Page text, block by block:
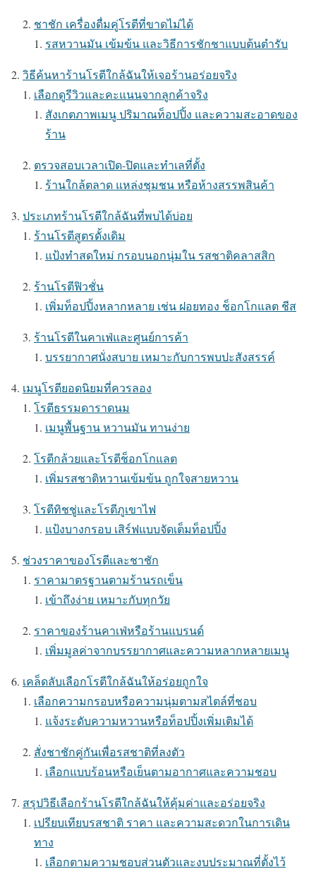
ชาชัก เครื่องดื่มคู่โรตีที่ขาดไม่ได้
รสหวานมัน เข้มข้น และวิธีการชักชาแบบต้นตำรับ
วิธีค้นหาร้านโรตีใกล้ฉันให้เจอร้านอร่อยจริง
เลือกดูรีวิวและคะแนนจากลูกค้าจริง
สังเกตภาพเมนู ปริมาณท็อปปิ้ง และความสะอาดของ
ร้าน
ตรวจสอบเวลาเปิด-ปิดและทำเลที่ตั้ง
ร้านใกล้ตลาด แหล่งชุมชน หรือห้างสรรพสินค้า
ประเภทร้านโรตีใกล้ฉันที่พบได้บ่อย
ร้านโรตีสูตรดั้งเดิม
แป้งทำสดใหม่ กรอบนอกนุ่มใน รสชาติคลาสสิก
ร้านโรตีฟิวชั่น
เพิ่มท็อปปิ้งหลากหลาย เช่น ฝอยทอง ช็อกโกแลต ชีส
ร้านโรตีในคาเฟ่และศูนย์การค้า
บรรยากาศนั่งสบาย เหมาะกับการพบปะสังสรรค์
เมนูโรตียอดนิยมที่ควรลอง
โรตีธรรมดาราดนม
เมนูพื้นฐาน หวานมัน ทานง่าย
โรตีกล้วยและโรตีช็อกโกแลต
เพิ่มรสชาติหวานเข้มข้น ถูกใจสายหวาน
โรตีทิชชู่และโรตีภูเขาไฟ
แป้งบางกรอบ เสิร์ฟแบบจัดเต็มท็อปปิ้ง
ช่วงราคาของโรตีและชาชัก
ราคามาตรฐานตามร้านรถเข็น
เข้าถึงง่าย เหมาะกับทุกวัย
ราคาของร้านคาเฟ่หรือร้านแบรนด์
เพิ่มมูลค่าจากบรรยากาศและความหลากหลายเมนู
เคล็ดลับเลือกโรตีใกล้ฉันให้อร่อยถูกใจ
เลือกความกรอบหรือความนุ่มตามสไตล์ที่ชอบ
แจ้งระดับความหวานหรือท็อปปิ้งเพิ่มเติมได้
สั่งชาชักคู่กันเพื่อรสชาติที่ลงตัว
เลือกแบบร้อนหรือเย็นตามอากาศและความชอบ
สรุปวิธีเลือกร้านโรตีใกล้ฉันให้คุ้มค่าและอร่อยจริง
เปรียบเทียบรสชาติ ราคา และความสะดวกในการเดิน
ทาง
เลือกตามความชอบส่วนตัวและงบประมาณที่ตั้งไว้